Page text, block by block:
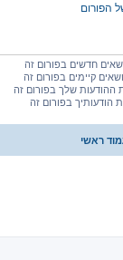
הפורום
חדשים בפורום זה
קיימים בפורום זה
ההודעות שלך בפורום זה
הודעותיך בפורום זה
ראשי